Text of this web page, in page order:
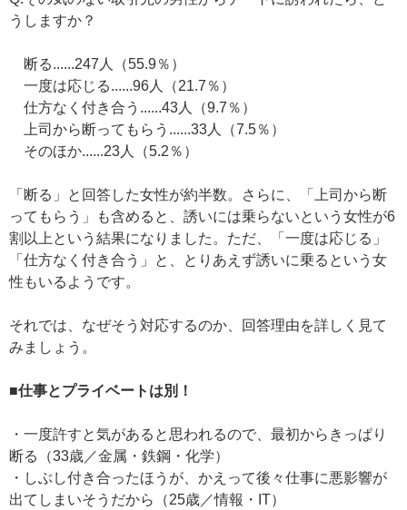
うしますか？
断る......247人（55.9％）
一度は応じる......96人（21.7％）
仕方なく付き合う......43人（9.7％）
上司から断ってもらう......33人（7.5％）
そのほか......23人（5.2％）
「断る」と回答した女性が約半数。さらに、「上司から断
ってもらう」も含めると、誘いには乗らないという女性が6
割以上という結果になりました。ただ、「一度は応じる」
「仕方なく付き合う」と、とりあえず誘いに乗るという女
性もいるようです。
それでは、なぜそう対応するのか、回答理由を詳しく見て
みましょう。
■仕事とプライベートは別！
・一度許すと気があると思われるので、最初からきっぱり
断る（33歳／金属・鉄鋼・化学）
・しぶし付き合ったほうが、かえって後々仕事に悪影響が
出てしまいそうだから（25歳／情報・IT）